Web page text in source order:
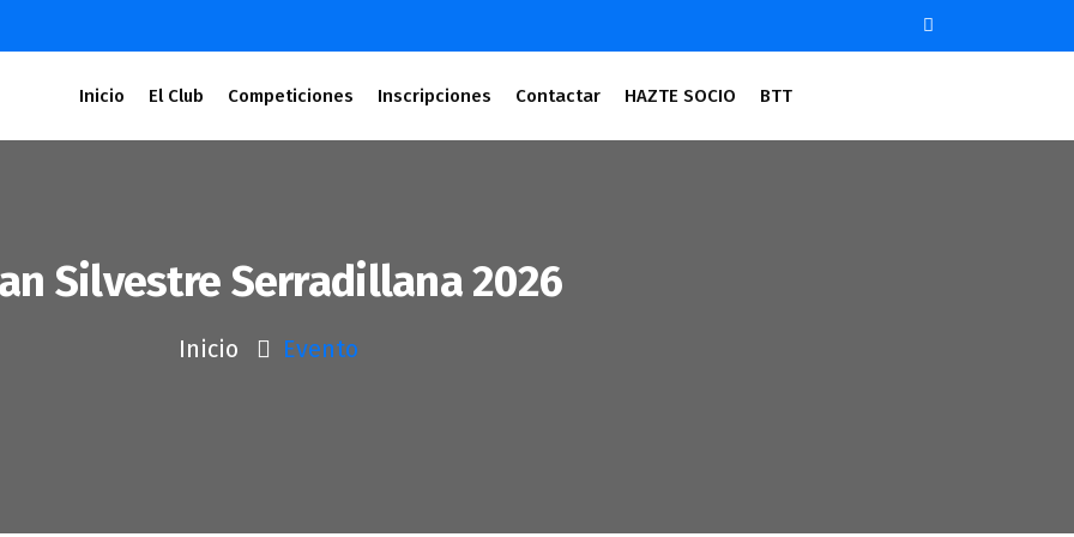
Inicio
El Club Competiciones Inscripciones Contactar HAZTE SOCIO BTT
Silvestre Serradillana 2026
Inicio Evento